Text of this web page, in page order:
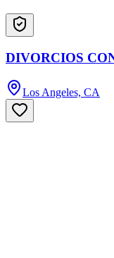
DIVORCIOS
Los Angeles, CA